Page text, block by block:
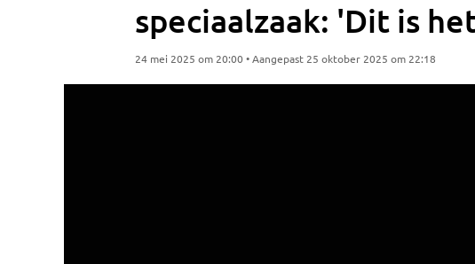
speciaalzaak: 'Dit is
24 mei 2025 om 20:00 • Aangepast 25 oktober 2025 om 22:18